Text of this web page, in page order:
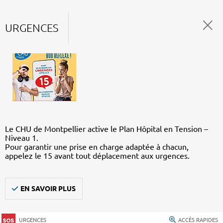
URGENCES
Le CHU de Montpellier active le Plan Hôpital en Tension –
Niveau 1.
Pour garantir une prise en charge adaptée à chacun,
appelez le 15 avant tout déplacement aux urgences.
EN SAVOIR PLUS
URGENCES ACCÈS RAPIDES